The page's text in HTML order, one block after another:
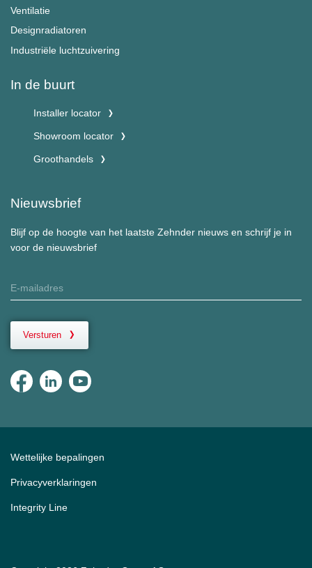
Ventilatie
Designradiatoren
Industriële luchtzuivering
In de buurt
Installer locator
Showroom locator
Groothandels
Nieuwsbrief
Blijf op de hoogte van het laatste Zehnder nieuws en schrijf je in
voor de nieuwsbrief
Versturen
Wettelijke bepalingen
Privacyverklaringen
Integrity Line